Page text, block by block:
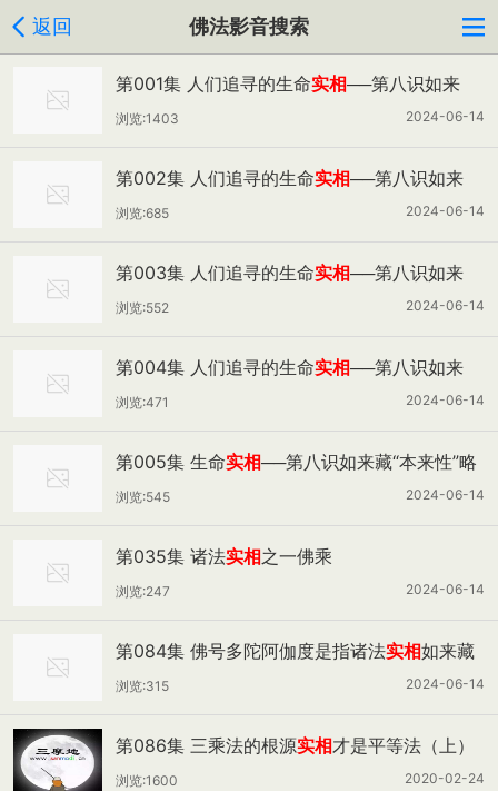
返回 佛法影音搜索
第001集 人们追寻的生命实相──第八识如来
藏“能生”之性略说(上)
2024-06-14
浏览:1403
第002集 人们追寻的生命实相──第八识如来
藏“能生”之性略说（下）
2024-06-14
浏览:685
第003集 人们追寻的生命实相──第八识如来
藏“金刚性”略说（上）
2024-06-14
浏览:552
第004集 人们追寻的生命实相──第八识如来
藏“金刚性”略说（下）
2024-06-14
浏览:471
第005集 生命实相──第八识如来藏“本来性”略
说
2024-06-14
浏览:545
第035集 诸法实相之一佛乘
2024-06-14
浏览:247
第084集 佛号多陀阿伽度是指诸法实相如来藏
2024-06-14
浏览:315
第086集 三乘法的根源实相才是平等法（上）
2020-02-24
浏览:1600